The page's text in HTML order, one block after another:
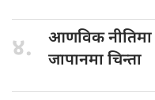
४. आणविक नीतिमा
जापानमा चिन्ता